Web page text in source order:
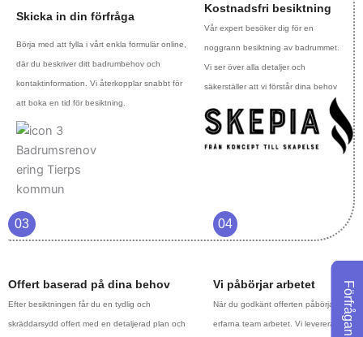
Förfrågan
Skicka in din förfråga
Börja med att fylla i vårt enkla formulär online,
där du beskriver ditt badrumbehov och
kontaktinformation. Vi återkopplar snabbt för
att boka en tid för besiktning.
Kostnadsfri besiktning
Vår expert besöker dig för en
noggrann besiktning av badrummet.
Vi ser över alla detaljer och
säkerställer att vi förstår dina behov
03
Offert baserad på dina behov
Efter besiktningen får du en tydlig och
skräddarsydd offert med en detaljerad plan och
04
Vi påbörjar arbetet
När du godkänt offerten påbörjar vårt
erfarna team arbetet. Vi levererar i